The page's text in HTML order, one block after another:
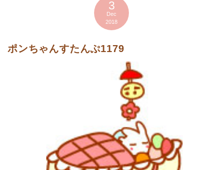
3
Dec
2018
ポンちゃんすたんぷ1179